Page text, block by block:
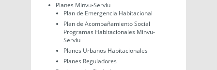
Planes Minvu-Serviu
Plan de Emergencia Habitacional
Plan de Acompañamiento Social
Programas Habitacionales Minvu-
Serviu
Planes Urbanos Habitacionales
Planes Reguladores